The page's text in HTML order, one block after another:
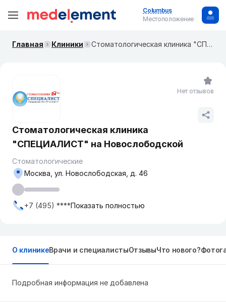
Columbus
Местоположение
Главная Клиники Стоматологическая клиника "СПЕЦИАЛИСТ" на Новослободской
Стоматологическая клиника
"СПЕЦИАЛИСТ" на Новослободской
Стоматологические
Москва, ул. Новослободская, д. 46
+7 (495) ****Показать полностью
Нет отзывов
О клиникеВрачи и специалистыОтзывыЧто нового?
Подробная информация не добавлена